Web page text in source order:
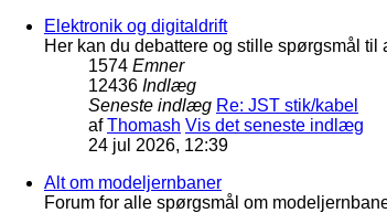
Elektronik og digitaldrift
Her kan du debattere og stille spørgsmål
1574 Emner
12436 Indlæg
Seneste indlæg Re: JST stik/kabel
afThomash Vis det seneste indlæg
24 jul 2026, 12:39
Alt om modeljernbaner
Forum for alle spørgsmål om